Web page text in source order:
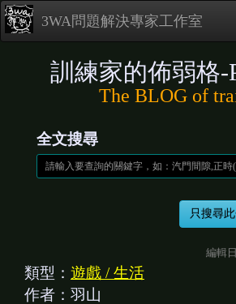
3WA問題解決專家工作室
訓練家的佈弱格-
The BLOG of
全文搜尋
編輯
類型： 遊戲 / 生活
作者：羽山